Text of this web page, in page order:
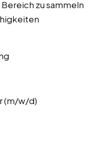
zu sammeln
(m/w/d)